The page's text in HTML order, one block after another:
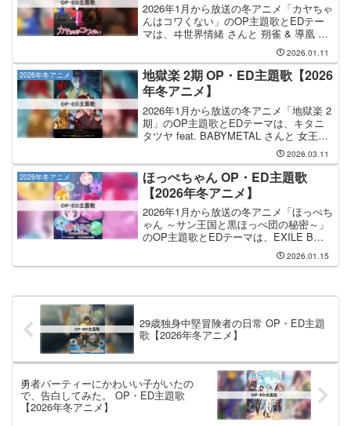
2026年1月から放送の冬アニメ「カヤちゃ
んはコワくない」のOP主題歌とEDテー
マは、ヰ世界情緒 さんと 朔雀 & 導凰 さ
んが担当します。OP主題歌の担当はヰ世
界情緒さんで、曲名は「まぼろしの行
方」です。EDテーマは 朔雀 & 導凰 さ
ん...
2026.01.11
2026年冬アニメ
地獄楽 2期 OP・ED主題歌【2026
年冬アニメ】
2026年1月から放送の冬アニメ「地獄楽 2
期」のOP主題歌とEDテーマは、キタニ
タツヤ feat. BABYMETAL さんと 女王蜂
さんが担当します。OP主題歌を手掛ける
のは キタニタツヤ feat. BABYMETAL さ
んで、その...
2026.03.11
2026年冬アニメ
ほっぺちゃん OP・ED主題歌
【2026年冬アニメ】
2026年1月から放送の冬アニメ「ほっぺち
ゃん ～サン王国と黒ほっぺ団の秘密～」
のOP主題歌とEDテーマは、EXILE B
HAPPY さんと あみゅどる さんが担当し
ます。OP主題歌の担当はEXILE B2026.01.15
29歳独身中堅冒険者の日常 OP・ED主題
歌【2026年冬アニメ】
勇者パーティーにかわいい子がいたの
で、告白してみた。 OP・ED主題歌
【2026年冬アニメ】